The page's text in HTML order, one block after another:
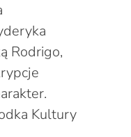
Rodrigo,
Kultury